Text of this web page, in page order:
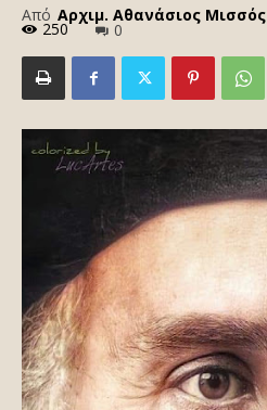
Από Αρχιμ. Αθανάσιος Μισσός
250 0